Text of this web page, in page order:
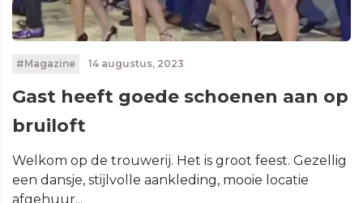
#Magazine 14 augustus, 2023
Gast heeft goede schoenen aan op
bruiloft
Welkom op de trouwerij. Het is groot feest. Gezellig
een dansje, stijlvolle aankleding, mooie locatie
afgehuur...